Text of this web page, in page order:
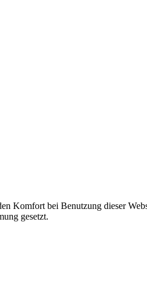
Komfort bei Benutzung dieser
gesetzt.